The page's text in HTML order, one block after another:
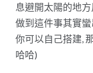
息避開太陽的地
做到這件事其實
你可以自己搭建,
哈哈)